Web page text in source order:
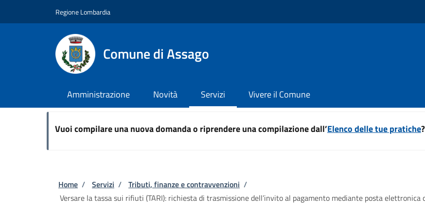
Regione Lombardia
Comune di Assago
Amministrazione Novità Servizi Vivere il Comune
Vuoi compilare una nuova domanda o riprendere una compilazione dall’Elenco delle tue pratiche?
Briciole di pane
Home / Servizi / Tributi, finanze e contravvenzioni /
Versare la tassa sui rifiuti (TARI): richiesta di trasmissione dell’invito al pagamento mediante posta